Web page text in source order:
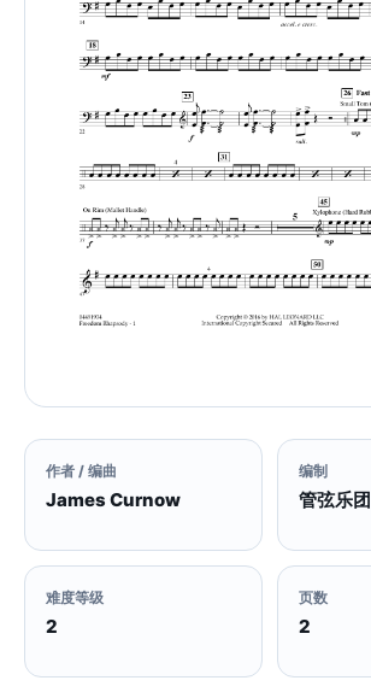
作者 / 编曲
James Curnow
编制
管弦乐团
难度等级
2
页数
2